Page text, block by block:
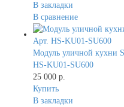
В закладки
В сравнение
Модуль уличной кухни
HS-KU01-SU600
25 000 р.
Купить
В закладки